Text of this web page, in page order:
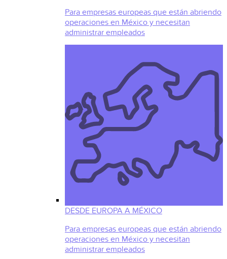
Para empresas europeas que están abriendo
operaciones en México y necesitan
administrar empleados
DESDE EUROPA A MÉXICO
Para empresas europeas que están abriendo
operaciones en México y necesitan
administrar empleados